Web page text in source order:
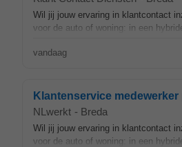
Wil jij jouw ervaring in klantcontact
voor de auto of woning: in een
vandaag
Klantenservice
NLwerkt - Breda
Wil jij jouw ervaring in klantcontact
voor de auto of woning: in een